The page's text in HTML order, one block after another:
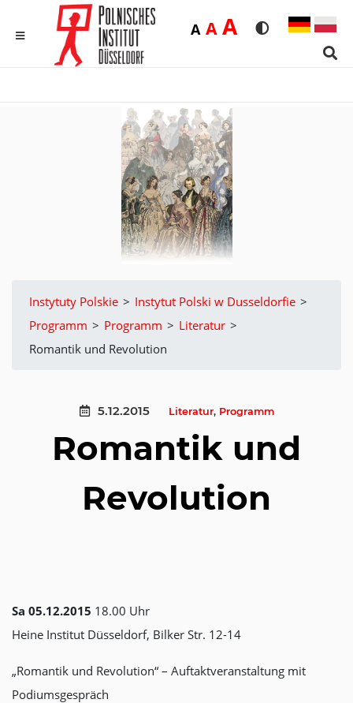
Rozmiar
ADomyślna
AŚrednia
ADużaWersja
Instytuty Polskie > Instytut Polski w Dusseldorfie >
Programm > Programm > Literatur >
Romantik und Revolution
5.12.2015 Literatur, Programm
Romantik und
Revolution
Sa 05.12.2015 18.00 Uhr
Heine Institut Düsseldorf, Bilker Str. 12-14
„Romantik und Revolution“ – Auftaktveranstaltung mit
Podiumsgespräch